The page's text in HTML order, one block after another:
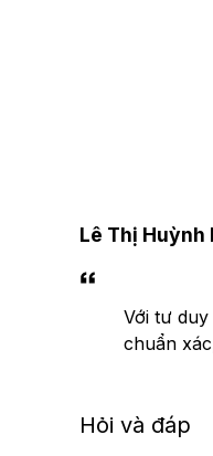
Lê Thị Huỳnh
Với tư
chuẩn
Hỏi và đáp